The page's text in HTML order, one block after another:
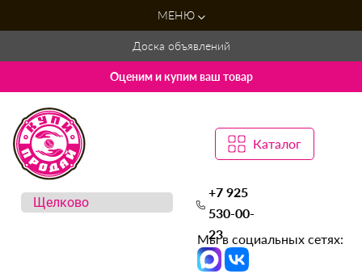
МЕНЮ
Доска объявлений
Оценим и купим ваш товар
Каталог
+7 925
530-00-
23
Мы в социальных сетях: